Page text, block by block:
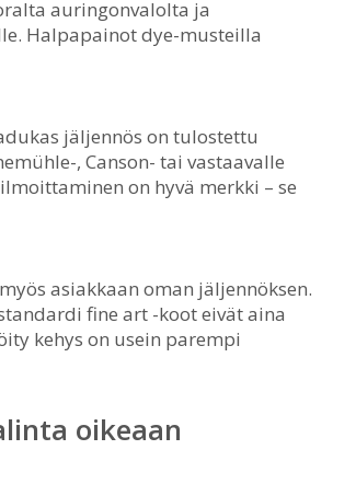
auringonvalolta ja
Halpapainot dye-musteilla
jäljennös on tulostettu
, Canson- tai vastaavalle
on hyvä merkki – se
asiakkaan oman jäljennöksen.
fine art -koot eivät aina
kehys on usein parempi
oikeaan